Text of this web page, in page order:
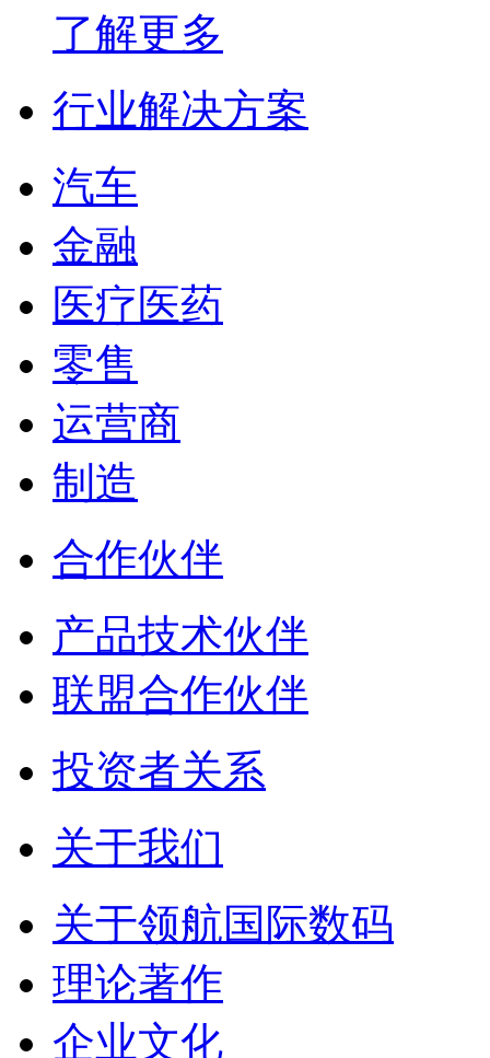
了解更多
行业解决方案
汽车
金融
医疗医药
零售
运营商
制造
合作伙伴
产品技术伙伴
联盟合作伙伴
投资者关系
关于我们
关于领航国际数码
理论著作
企业文化